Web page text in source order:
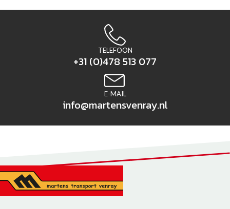
TELEFOON
+31 (0)478 513 077
E-MAIL
info@martensvenray.nl